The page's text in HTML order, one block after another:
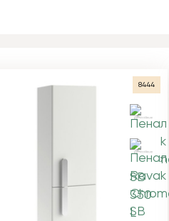
8444